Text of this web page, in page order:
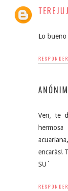
Lo
RESPONDER
Veri, te
encaràs!
SU`
RESPONDER